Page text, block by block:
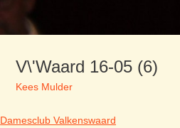
V\'waard 16-05 (6)
Kees Mulder
Damesclub Valkenswaard